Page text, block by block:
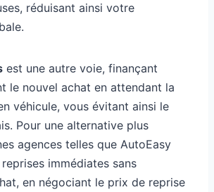
réduisant ainsi votre
est une autre voie, finançant
le nouvel achat en attendant la
véhicule, vous évitant ainsi le
Pour une alternative plus
agences telles que AutoEasy
immédiates sans
en négociant le prix de reprise